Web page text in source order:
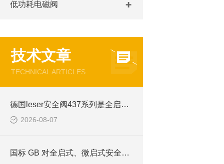
低功耗电磁阀
技术文章
TECHNICAL ARTICLES
德国leser安全阀437系列是全启式还是微启式
2026-08-07
国标 GB 对全启式、微启式安全阀的定义